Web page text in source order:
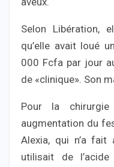
Selon Libération,
qu’elle avait loué
000 Fcfa par jour
de «clinique». Son
Pour la chirurgie
augmentation du
Alexia, qui n’a fait
utilisait de